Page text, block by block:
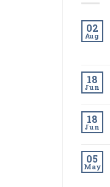
02
Aug
18
Jun
18
Jun
05
May